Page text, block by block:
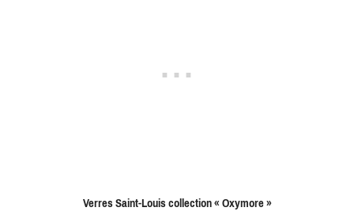
Verres Saint-Louis collection « Oxymore »